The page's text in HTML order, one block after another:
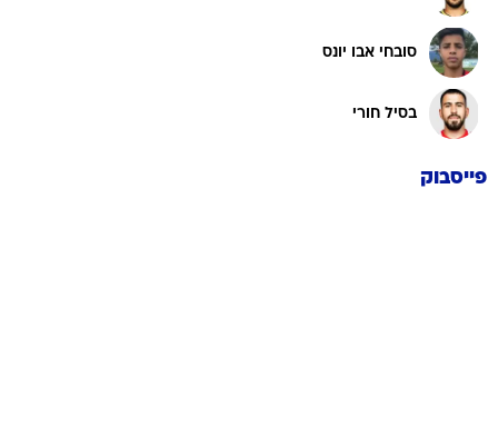
סובחי אבו יונס
בסיל חורי
פייסבוק